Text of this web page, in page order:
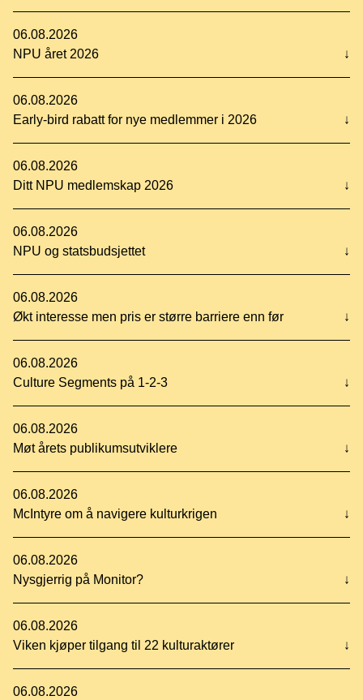
06.08.2026
NPU året 2026
↓
06.08.2026
Early-bird rabatt for nye medlemmer i 2026
↓
06.08.2026
Ditt NPU medlemskap 2026
↓
06.08.2026
NPU og statsbudsjettet
↓
06.08.2026
Økt interesse men pris er større barriere enn før
↓
06.08.2026
Culture Segments på 1-2-3
↓
06.08.2026
Møt årets publikumsutviklere
↓
06.08.2026
McIntyre om å navigere kulturkrigen
↓
06.08.2026
Nysgjerrig på Monitor?
↓
06.08.2026
Viken kjøper tilgang til 22 kulturaktører
↓
06.08.2026